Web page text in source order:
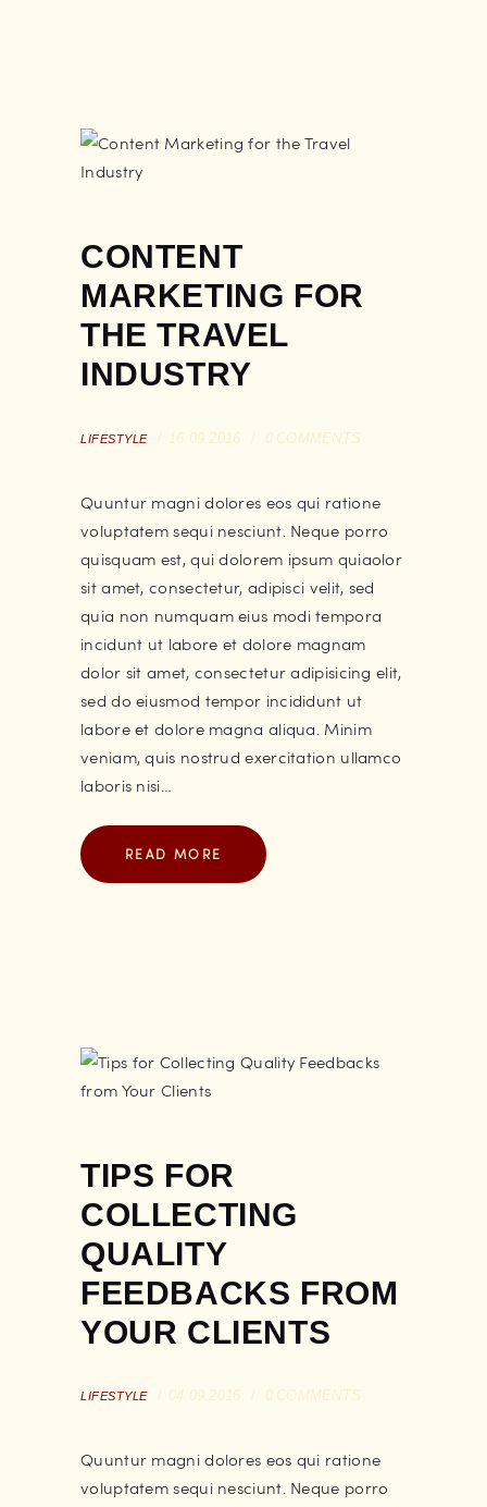
CONTENT
MARKETING FOR
THE TRAVEL
INDUSTRY
LIFESTYLE 16.09.2016 0 COMMENTS
Quuntur magni dolores eos qui ratione
voluptatem sequi nesciunt. Neque porro
quisquam est, qui dolorem ipsum quiaolor
sit amet, consectetur, adipisci velit, sed
quia non numquam eius modi tempora
incidunt ut labore et dolore magnam
dolor sit amet, consectetur adipisicing elit,
sed do eiusmod tempor incididunt ut
labore et dolore magna aliqua. Minim
veniam, quis nostrud exercitation ullamco
laboris nisi…
READ MORE
TIPS FOR
COLLECTING
QUALITY
FEEDBACKS FROM
YOUR CLIENTS
LIFESTYLE 04.09.2016 0 COMMENTS
Quuntur magni dolores eos qui ratione
voluptatem sequi nesciunt. Neque porro